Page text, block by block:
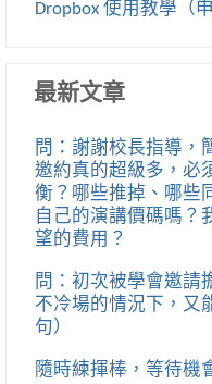
Dropbox 使用教學（
最新文章
問：謝謝校長指導，
邀約真的超級多，必
衡？哪些推掉、哪些
自己的演講價碼嗎？
望的費用？
問：初次被學會邀請
不冷場的情況下，又
句）
隨時練揮棒，等待機